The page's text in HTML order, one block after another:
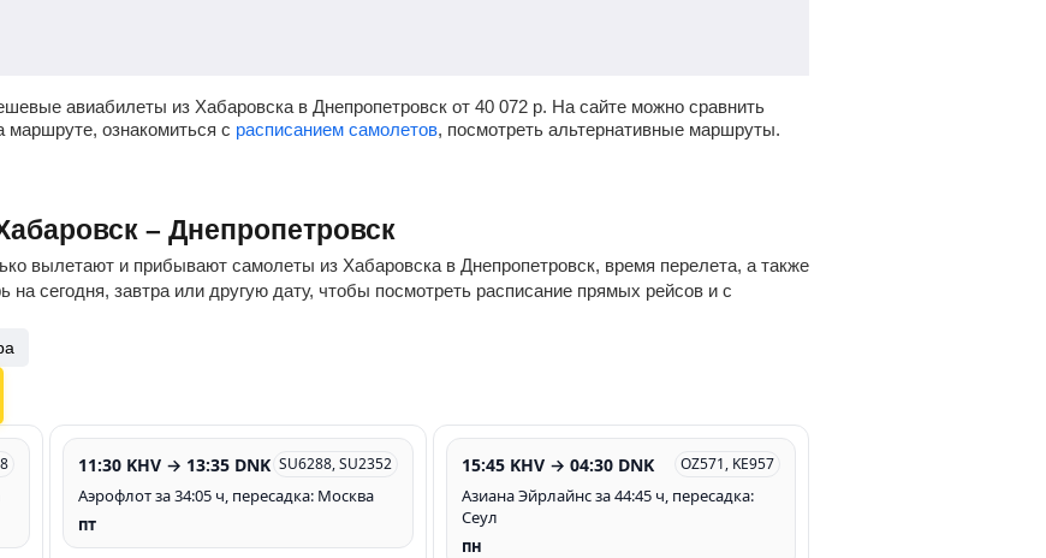
авиабилеты из Хабаровска в Днепропетровск от 40 072 р. На сайте можно сравнить
ознакомиться с расписанием самолетов, посмотреть альтернативные маршруты.
– Днепропетровск
вылетают и прибывают самолеты из Хабаровска в Днепропетровск, время перелета, а также
на сегодня, завтра или другую дату, чтобы посмотреть расписание прямых рейсов и с
11:30 KHV → 13:35 DNK SU6288, SU2352
Аэрофлот за 34:05 ч, пересадка: Москва
пт
15:45 KHV → 04:30 DNK OZ571, KE957
Азиана Эйрлайнс за 44:45 ч, пересадка:
Сеул
пн